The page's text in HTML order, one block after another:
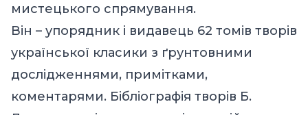
мистецького спрямування.
Він – упорядник і видавець 62 томів творів
української класики з ґрунтовними
дослідженнями, примітками,
коментарями. Бібліографія творів Б.